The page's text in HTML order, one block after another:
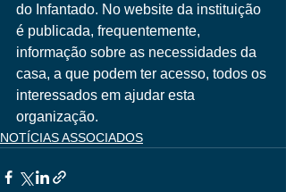
do Infantado. No website da instituição
é publicada, frequentemente,
informação sobre as necessidades da
casa, a que podem ter acesso, todos os
interessados em ajudar esta
organização.
NOTÍCIAS ASSOCIADOS